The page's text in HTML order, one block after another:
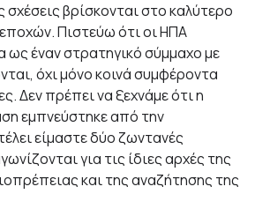
σχέσεις βρίσκονται στο καλύτερο
Πιστεύω ότι οι ΗΠΑ
ως έναν στρατηγικό σύμμαχο με
όχι μόνο κοινά συμφέροντα
Δεν πρέπει να ξεχνάμε ότι η
εμπνεύστηκε από την
είμαστε δύο ζωντανές
για τις ίδιες αρχές της
και της αναζήτησης της